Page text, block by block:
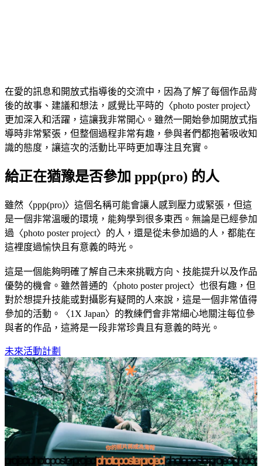
在愛的訊息和開放式指導後的交流中，因為了解了每個作品背
後的故事、建議和想法，感覺比平時的〈photo poster project〉
更加深入和活躍，這讓我非常開心。雖然一開始參加開放式指
導時非常緊張，但整個過程非常有趣，參與者們都抱著吸收知
識的態度，讓這次的活動比平時更加專注且充實。
給正在猶豫是否參加 ppp(pro) 的人
雖然〈ppp(pro)〉這個名稱可能會讓人感到壓力或緊張，但這
是一個非常溫暖的環境，能夠學到很多東西。無論是已經參加
過〈photo poster project〉的人，還是從未參加過的人，都能在
這裡度過愉快且有意義的時光。
這是一個能夠明確了解自己未來挑戰方向、技能提升以及作品
優勢的機會。雖然普通的〈photo poster project〉也很有趣，但
對於想提升技能或對攝影有疑問的人來說，這是一個非常值得
參加的活動。〈1X Japan〉的教練們會非常細心地關注每位參
與者的作品，這將是一段非常珍貴且有意義的時光。
未來活動計劃